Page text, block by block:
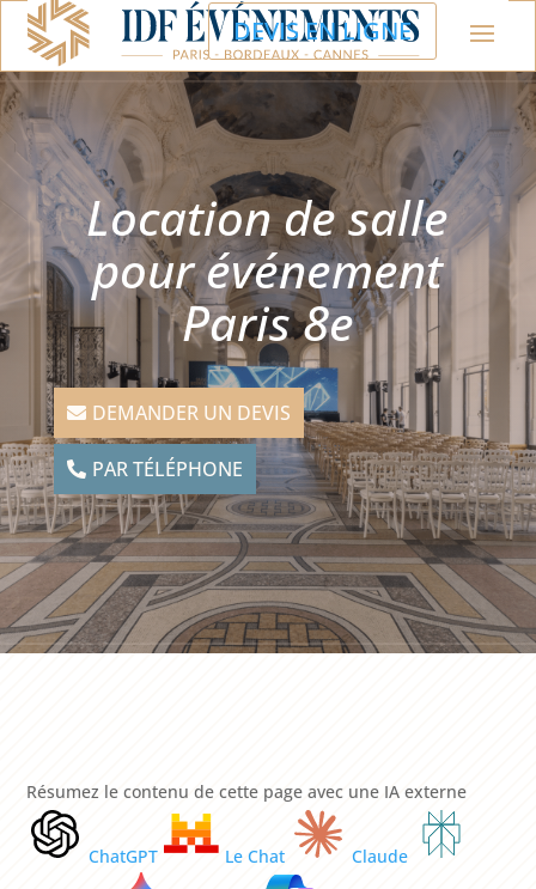
DEVIS EN LIGNE
Location de salle
pour événement
Paris 8e
DEMANDER UN DEVIS
PAR TÉLÉPHONE
Résumez le contenu de cette page avec une IA externe
ChatGPT Le Chat Claude